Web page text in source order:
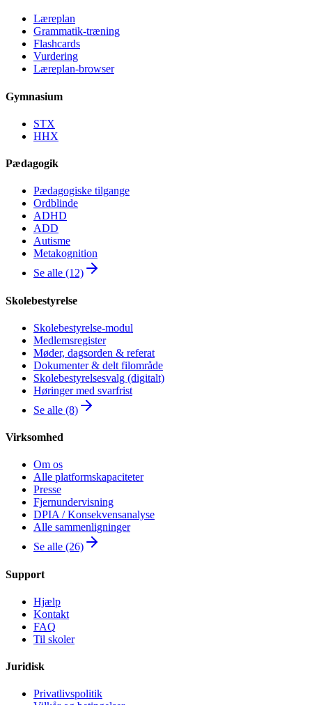
Læreplan
Grammatik-træning
Flashcards
Vurdering
Læreplan-browser
Gymnasium
STX
HHX
Pædagogik
Pædagogiske tilgange
Ordblinde
ADHD
ADD
Autisme
Metakognition
Se alle (12)
Skolebestyrelse
Skolebestyrelse-modul
Medlemsregister
Møder, dagsorden & referat
Dokumenter & delt filområde
Skolebestyrelsesvalg (digitalt)
Høringer med svarfrist
Se alle (8)
Virksomhed
Om os
Alle platformskapaciteter
Presse
Fjernundervisning
DPIA / Konsekvensanalyse
Alle sammenligninger
Se alle (26)
Support
Hjælp
Kontakt
FAQ
Til skoler
Juridisk
Privatlivspolitik